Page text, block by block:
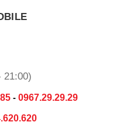
21:00)
- 0967.29.29.29